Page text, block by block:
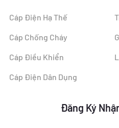
Cáp Điện Hạ Thế
Cáp Chống Cháy
Cáp Điều Khiển
Cáp Điện Dân Dụng
Đăng Ký